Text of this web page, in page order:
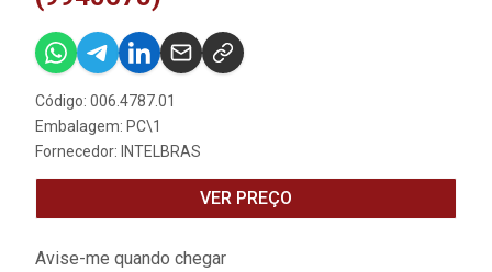
Código: 006.4787.01
Embalagem: PC\1
Fornecedor: INTELBRAS
VER PREÇO
Avise-me quando chegar